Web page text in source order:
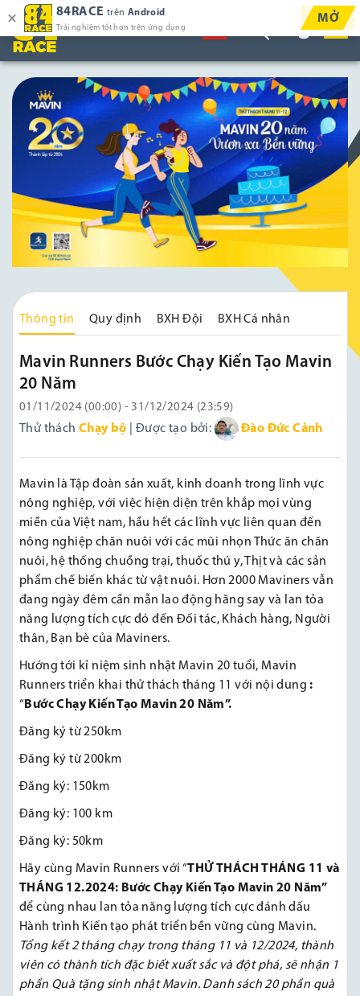
Thông tin Quy định BXH Đội BXH Cá nhân
Mavin Runners Bước Chạy Kiến Tạo Mavin
20 Năm
01/11/2024 (00:00) - 31/12/2024 (23:59)
Thử thách Chạy bộ | Được tạo bởi: Đào Đức Cảnh
Mavin là Tập đoàn sản xuất, kinh doanh trong lĩnh vực
nông nghiệp, với việc hiện diện trên khắp mọi vùng
miền của Việt nam, hầu hết các lĩnh vực liên quan đến
nông nghiệp chăn nuôi với các mũi nhọn Thức ăn chăn
nuôi, hệ thống chuồng trại, thuốc thú y, Thịt và các sản
phẩm chế biến khác từ vật nuôi. Hơn 2000 Maviners vẫn
đang ngày đêm cần mẫn lao động hăng say và lan tỏa
năng lượng tích cực đó đến Đối tác, Khách hàng, Người
thân, Bạn bè của Maviners.
Hướng tới kỉ niệm sinh nhật Mavin 20 tuổi, Mavin
Runners triển khai thử thách tháng 11 với nội dung:
“ Bước Chạy Kiến Tạo Mavin 20 Năm”.
Đăng ký từ 250km
Đăng ký từ 200km
Đăng ký: 150km
Đăng ký: 100 km
Đăng ký: 50km
Hãy cùng Mavin Runners với “THỬ THÁCH THÁNG 11 và
THÁNG 12.2024: Bước Chạy Kiến Tạo Mavin 20 Năm”
để cùng nhau lan tỏa năng lượng tích cực đánh dấu
Hành trình Kiến tạo phát triển bền vững cùng Mavin.
Tổng kết 2 tháng chạy trong tháng 11 và 12/2024, thành
viên có thành tích đặc biết xuất sắc và đột phá, sẽ nhận 1
phần Quà tặng sinh nhật Mavin. Danh sách 20 phần quà
84RACE trên Android
Trải nghiệm tốt hơn trên ứng dụng
MỞ